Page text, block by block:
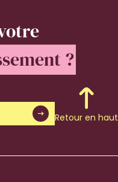
?
Retour en haut